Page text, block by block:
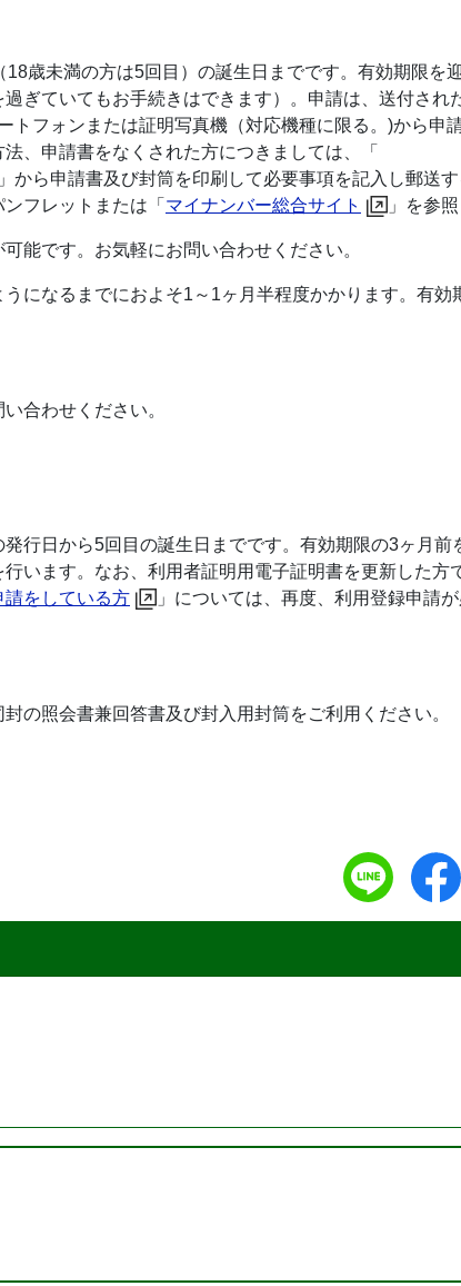
歳未満の方は5回目）の誕生日までです。有効期限を
ぎていてもお手続きはできます）。申請は、送付され
フォンまたは証明写真機（対応機種に限る。)から申
、申請書をなくされた方につきましては、「
」から申請書及び封筒を印刷して必要事項を記入し郵送
フレットまたは「 マイナンバー総合サイト 」を参
能です。お気軽にお問い合わせください。
になるまでにおよそ1～1ヶ月半程度かかります。有効
合わせください。
行日から5回目の誕生日までです。有効期限の3ヶ月前
います。なお、利用者証明用電子証明書を更新した方
をしている方
」については、再度、利用登録申請
の照会書兼回答書及び封入用封筒をご利用ください。